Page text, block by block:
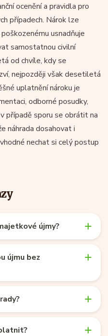
ocenění a pravidla pro
případech. Nárok lze
usnadňuje
samostatnou civilní
od chvíle, kdy se
nejpozději však desetiletá
uplatnění nároku je
odborné posudky,
případě sporu se obrátit na
náhrada dosahovat i
nechat si celý postup
újmy?
újmu bez